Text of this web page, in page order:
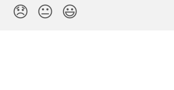
😞 😐 😃